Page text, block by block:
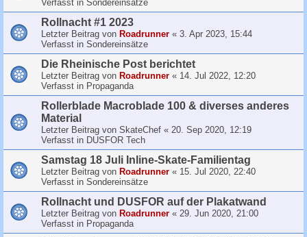
Verfasst in Sondereinsätze
Rollnacht #1 2023
Letzter Beitrag von Roadrunner « 3. Apr 2023, 15:44
Verfasst in Sondereinsätze
Die Rheinische Post berichtet
Letzter Beitrag von Roadrunner « 14. Jul 2022, 12:20
Verfasst in Propaganda
Rollerblade Macroblade 100 & diverses anderes
Material
Letzter Beitrag von SkateChef « 20. Sep 2020, 12:19
Verfasst in DUSFOR Tech
Samstag 18 Juli Inline-Skate-Familientag
Letzter Beitrag von Roadrunner « 15. Jul 2020, 22:40
Verfasst in Sondereinsätze
Rollnacht und DUSFOR auf der Plakatwand
Letzter Beitrag von Roadrunner « 29. Jun 2020, 21:00
Verfasst in Propaganda